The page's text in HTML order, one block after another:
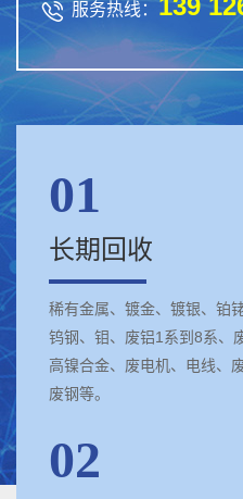
 服务热线：
01
长期回收
稀有金属、镀金、镀银、铂
钨钢、钼、废铝1系到8系、
高镍合金、废电机、电线、
废钢等。
02